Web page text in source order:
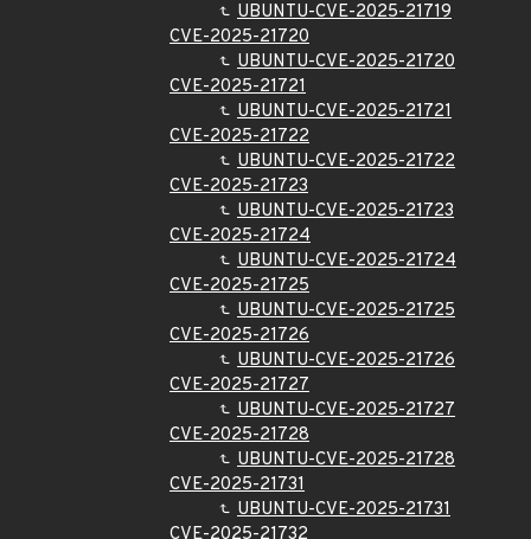
UBUNTU-CVE-2025-21719
CVE-2025-21720
UBUNTU-CVE-2025-21720
CVE-2025-21721
UBUNTU-CVE-2025-21721
CVE-2025-21722
UBUNTU-CVE-2025-21722
CVE-2025-21723
UBUNTU-CVE-2025-21723
CVE-2025-21724
UBUNTU-CVE-2025-21724
CVE-2025-21725
UBUNTU-CVE-2025-21725
CVE-2025-21726
UBUNTU-CVE-2025-21726
CVE-2025-21727
UBUNTU-CVE-2025-21727
CVE-2025-21728
UBUNTU-CVE-2025-21728
CVE-2025-21731
UBUNTU-CVE-2025-21731